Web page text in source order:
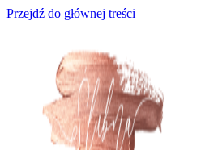
Przejdź do głównej treści